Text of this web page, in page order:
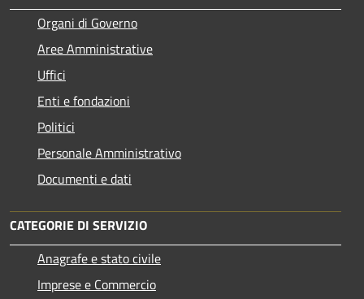
Organi di Governo
Aree Amministrative
Uffici
Enti e fondazioni
Politici
Personale Amministrativo
Documenti e dati
CATEGORIE DI SERVIZIO
Anagrafe e stato civile
Imprese e Commercio